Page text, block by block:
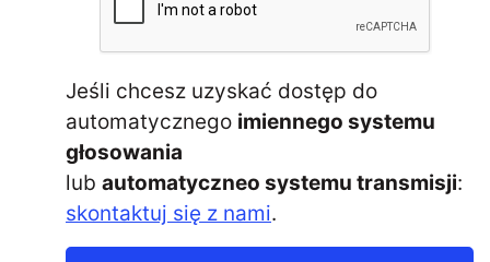
Jeśli chcesz uzyskać dostęp do
automatycznego imiennego systemu
głosowania
lub automatyczneo systemu transmisji:
skontaktuj się z nami.